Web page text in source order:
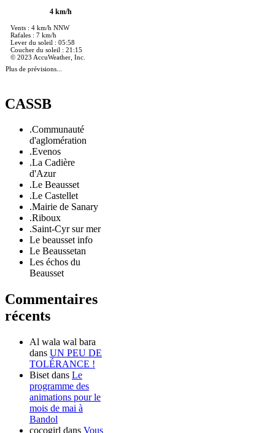
4 km/h
Vents : 4 km/h NNW
Rafales : 7 km/h
Lever du soleil : 05:58
Coucher du soleil : 21:15
© 2023 AccuWeather, Inc.
Plus de prévisions...
CASSB
.Communauté
d'aglomération
.Evenos
.La Cadière
d'Azur
.Le Beausset
.Le Castellet
.Mairie de Sanary
.Riboux
.Saint-Cyr sur mer
Le beausset info
Le Beaussetan
Les échos du
Beausset
Commentaires
récents
Al wala wal bara
dans UN PEU DE
TOLÉRANCE !
Biset dans Le
programme des
animations pour le
mois de mai à
Bandol
cocogirl dans Vous